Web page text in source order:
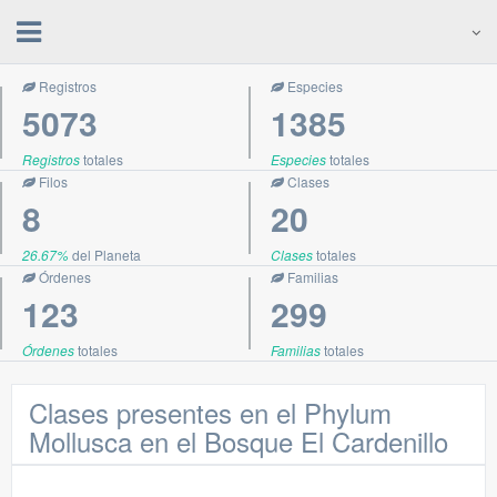
Registros
5073
Registrostotales
Especies
1385
Especiestotales
Filos
8
26.67% del Planeta
Clases
20
Clasestotales
Órdenes
123
Órdenestotales
Familias
299
Familiastotales
Clases presentes en el Phylum
Mollusca en el Bosque El Cardenillo